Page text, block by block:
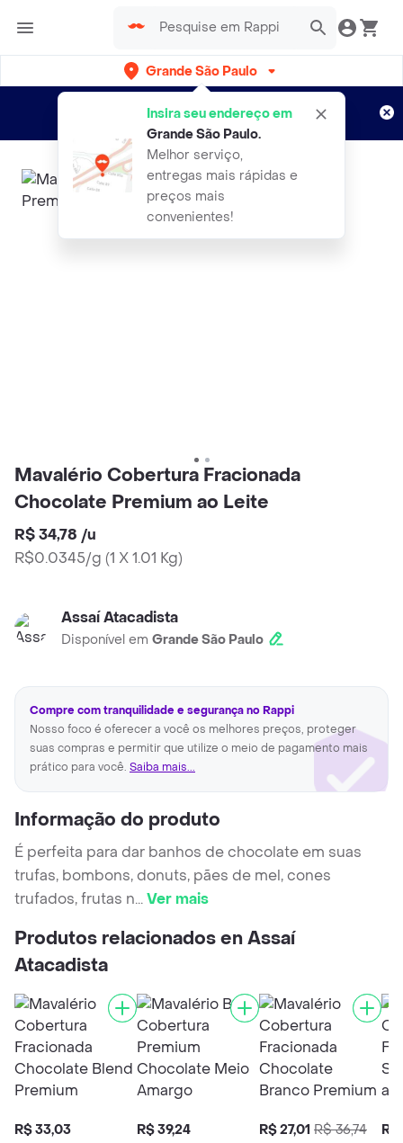
Grande São Paulo
Insira seu endereço em
Grande São Paulo.
Melhor serviço,
entregas mais rápidas e
preços mais
convenientes!
Entregas grátis por 15 dias!
Aplicam T&C
Mavalério Cobertura Fracionada
Chocolate Premium ao Leite
R$ 34,78 /u
R$0.0345/g (1 X 1.01 Kg)
Assaí Atacadista
Disponível em Grande São Paulo
Compre com tranquilidade e segurança no Rappi
Nosso foco é oferecer a você os melhores preços, proteger
suas compras e permitir que utilize o meio de pagamento mais
prático para você. Saiba mais...
Informação do produto
É perfeita para dar banhos de chocolate em suas
trufas, bombons, donuts, pães de mel, cones
trufados, frutas n...Ver mais
Produtos relacionados en Assaí
Atacadista
R$ 33,03 R$ 39,24 R$ 27,01 R$ 36,74 R$